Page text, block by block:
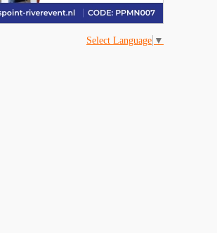
Select Language ▼